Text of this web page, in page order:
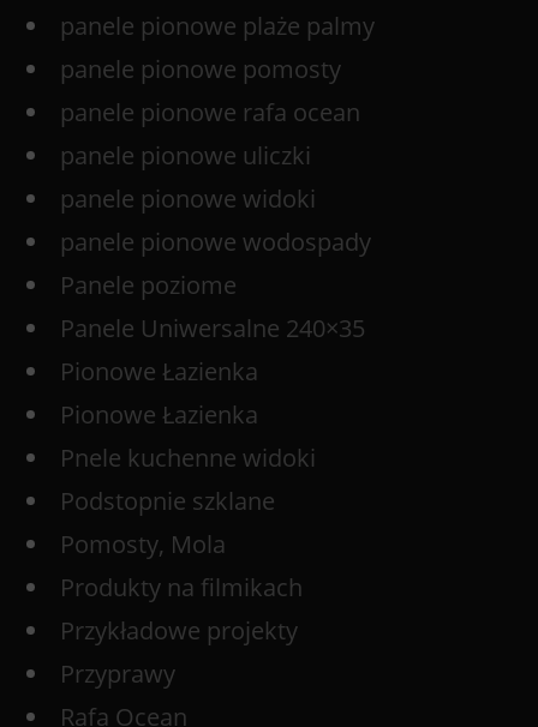
panele pionowe plaże palmy
panele pionowe pomosty
panele pionowe rafa ocean
panele pionowe uliczki
panele pionowe widoki
panele pionowe wodospady
Panele poziome
Panele Uniwersalne 240×35
Pionowe Łazienka
Pionowe Łazienka
Pnele kuchenne widoki
Podstopnie szklane
Pomosty, Mola
Produkty na filmikach
Przykładowe projekty
Przyprawy
Rafa Ocean